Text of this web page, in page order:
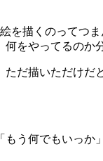
描くのってつ
をやってるのか
だ描いただけだ
う何でもいっか